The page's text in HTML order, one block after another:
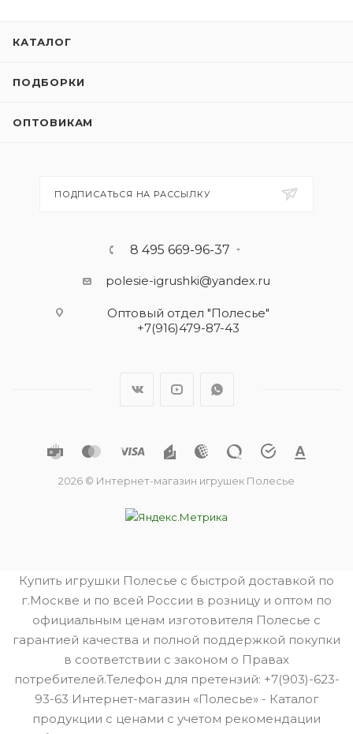
КАТАЛОГ
ПОДБОРКИ
ОПТОВИКАМ
ПОДПИСАТЬСЯ НА РАССЫЛКУ
8 495 669-96-37
polesie-igrushki@yandex.ru
Оптовый отдел "Полесье"
+7(916)479-87-43
2026 © Интернет-магазин игрушек Полесье
Купить игрушки Полесье с быстрой доставкой по
г.Москве и по всей России в розницу и оптом по
официальным ценам изготовителя Полесье с
гарантией качества и полной поддержкой покупки
в соответствии с законом о Правах
потребителей.Телефон для претензий: +7(903)-623-
93-63 Интернет-магазин «Полесье» - Каталог
продукции с ценами с учетом рекомендации